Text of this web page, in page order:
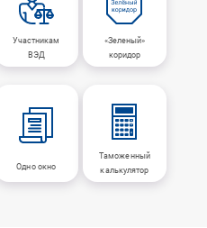
Участникам
ВЭД
«Зеленый»
коридор
Одно окно
Таможенный
калькулятор